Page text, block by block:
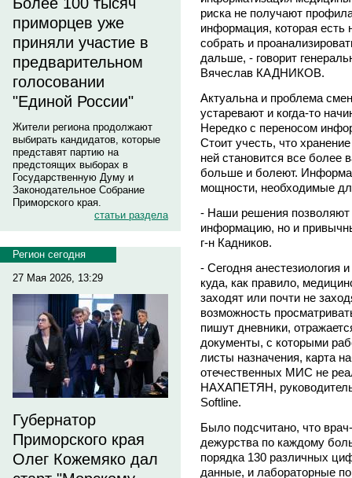
приморцев уже
приняли участие в
предварительном
голосовании
"Единой России"
Жители региона продолжают
выбирать кандидатов, которые
представят партию на
предстоящих выборах в
Государственную Думу и
Законодательное Собрание
Приморского края.
статьи раздела
Регион сегодня
27 Мая 2026, 13:29
Губернатор
Приморского края
Олег Кожемяко дал
риска не получают
информация, которая есть
собрать и
дальше, - говорит
Вячеслав КАДНИКОВ.
Актуальна и проблема
устаревают и когда-то
Нередко с переносом
Стоит учесть, что
ней становится все
больше и болеют.
мощности, необходимые
- Наши решения позволяют
информацию, но и
г-н Кадников.
- Сегодня анестезиология
куда, как правило,
заходят или почти не
возможность
пишут дневники,
документы, с которыми
листы назначения, карта
отечественных МИС не
НАХАПЕТЯН, руководитель
Softline.
Было подсчитано, что
дежурства по каждому
порядка 130 различных
данные, и лабораторные